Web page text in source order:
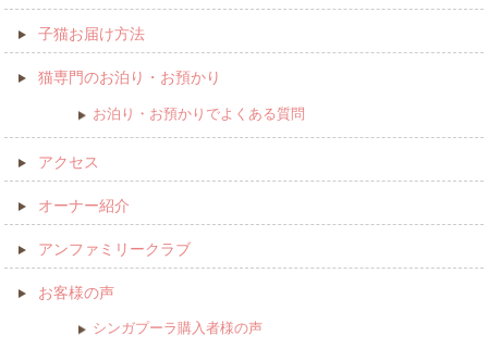
子猫お届け方法
猫専門のお泊り・お預かり
お泊り・お預かりでよくある質問
アクセス
オーナー紹介
アンファミリークラブ
お客様の声
シンガプーラ購入者様の声